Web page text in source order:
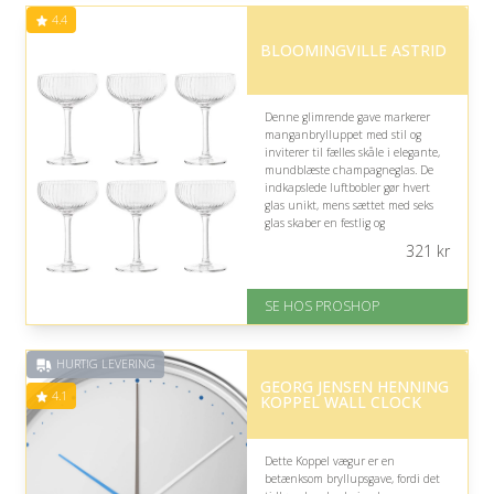
Fremragende Trustpilot rating
4.4
BLOOMINGVILLE ASTRID
Denne glimrende gave markerer
manganbrylluppet med stil og
inviterer til fælles skåle i elegante,
mundblæste champagneglas. De
indkapslede luftbobler gør hvert
glas unikt, mens sættet med seks
glas skaber en festlig og
Fremragende Trustpilot rating
på 4.4 ud af 5
321 kr
SE HOS PROSHOP
HURTIG LEVERING
4.1 GEORG JENSEN HENNING
KOPPEL WALL CLOCK
Dette Koppel vægur er en
betænksom bryllupsgave, fordi det